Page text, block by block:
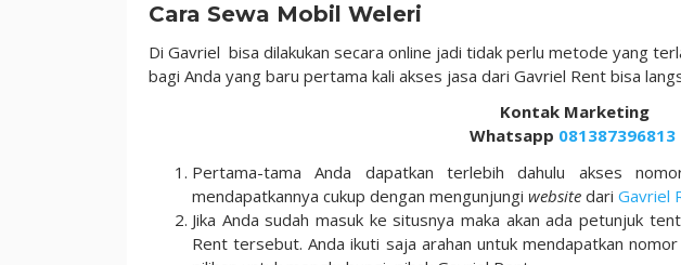
Cara Sewa Mobil Weleri
Di Gavriel bisa dilakukan secara online jadi tidak perlu metode yang
bagi Anda yang baru pertama kali akses jasa dari Gavriel Rent bisa
Kontak Marketing
Whatsapp 081387396813
Pertama-tama Anda dapatkan terlebih dahulu akses
mendapatkannya cukup dengan mengunjungi website dari Gavriel
Jika Anda sudah masuk ke situsnya maka akan ada petunjuk
Rent tersebut. Anda ikuti saja arahan untuk mendapatkan